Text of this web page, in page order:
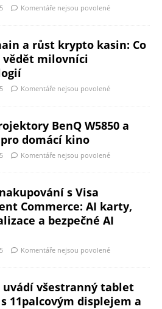
Komentáře nejsou povolené
a růst krypto kasin: Co
vědět milovníci
Komentáře nejsou povolené
BenQ W5850 a
pro domácí kino
Komentáře nejsou povolené
s Visa
Commerce: AI karty,
a bezpečné AI
Komentáře nejsou povolené
uvádí všestranný tablet
s 11palcovým displejem a